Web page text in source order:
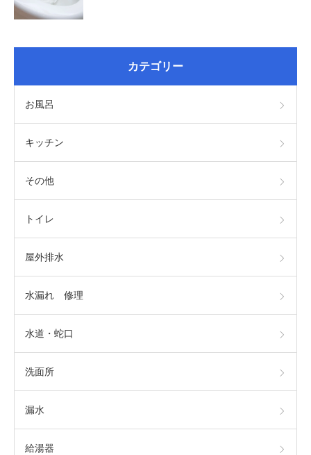
カテゴリー
お風呂
キッチン
その他
トイレ
屋外排水
水漏れ 修理
水道・蛇口
洗面所
漏水
給湯器